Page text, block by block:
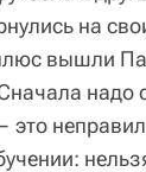
на
вышли
надо